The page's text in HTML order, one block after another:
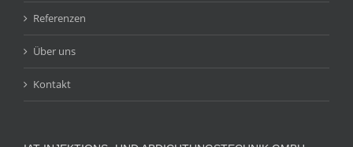
Referenzen
Über uns
Kontakt